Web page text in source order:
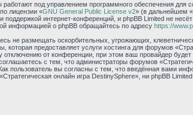
под управлением программного обеспечения для
лицензии «GNU General Public License v2» (в дальнейшем
поддержкой интернет-конференций, и phpBB Limited не
информацией о phpBB обращайтесь по адресу https://
не размещать оскорбительных, угрожающих,
которая предоставляет услуги хостинга для форумов
отключению от конференции, при этом ваш провайдер
с тем, что администраторы форумов
пользователь вы согласны с тем, что введённая вами
онлайн игра DestinySphere», ни phpBB